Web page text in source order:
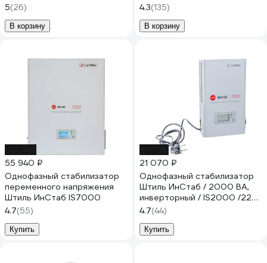
5(26)
В корзину
4.3(135)
В корзину
55 940 ₽
Однофазный стабилизатор
переменного напряжения
Штиль ИнСтаб IS7000
4.7(55)
Купить
21 070 ₽
Однофазный стабилизатор
Штиль ИнСтаб / 2000 ВА,
инверторный / IS2000 /220
В/ IS2000 (220-230В)
4.7(44)
Купить